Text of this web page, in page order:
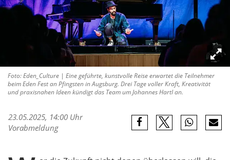
Foto: Eden_Culture | Eine geführte, kunstvolle Reise erwartet die Teilnehmer
beim Eden Fest an Pfingsten in Augsburg. Drei Tage voller Kraft, Kreativität
und praxisnahen Ideen kündigt das Team um Johannes Hartl an.
23.05.2025, 14:00 Uhr
Vorabmeldung